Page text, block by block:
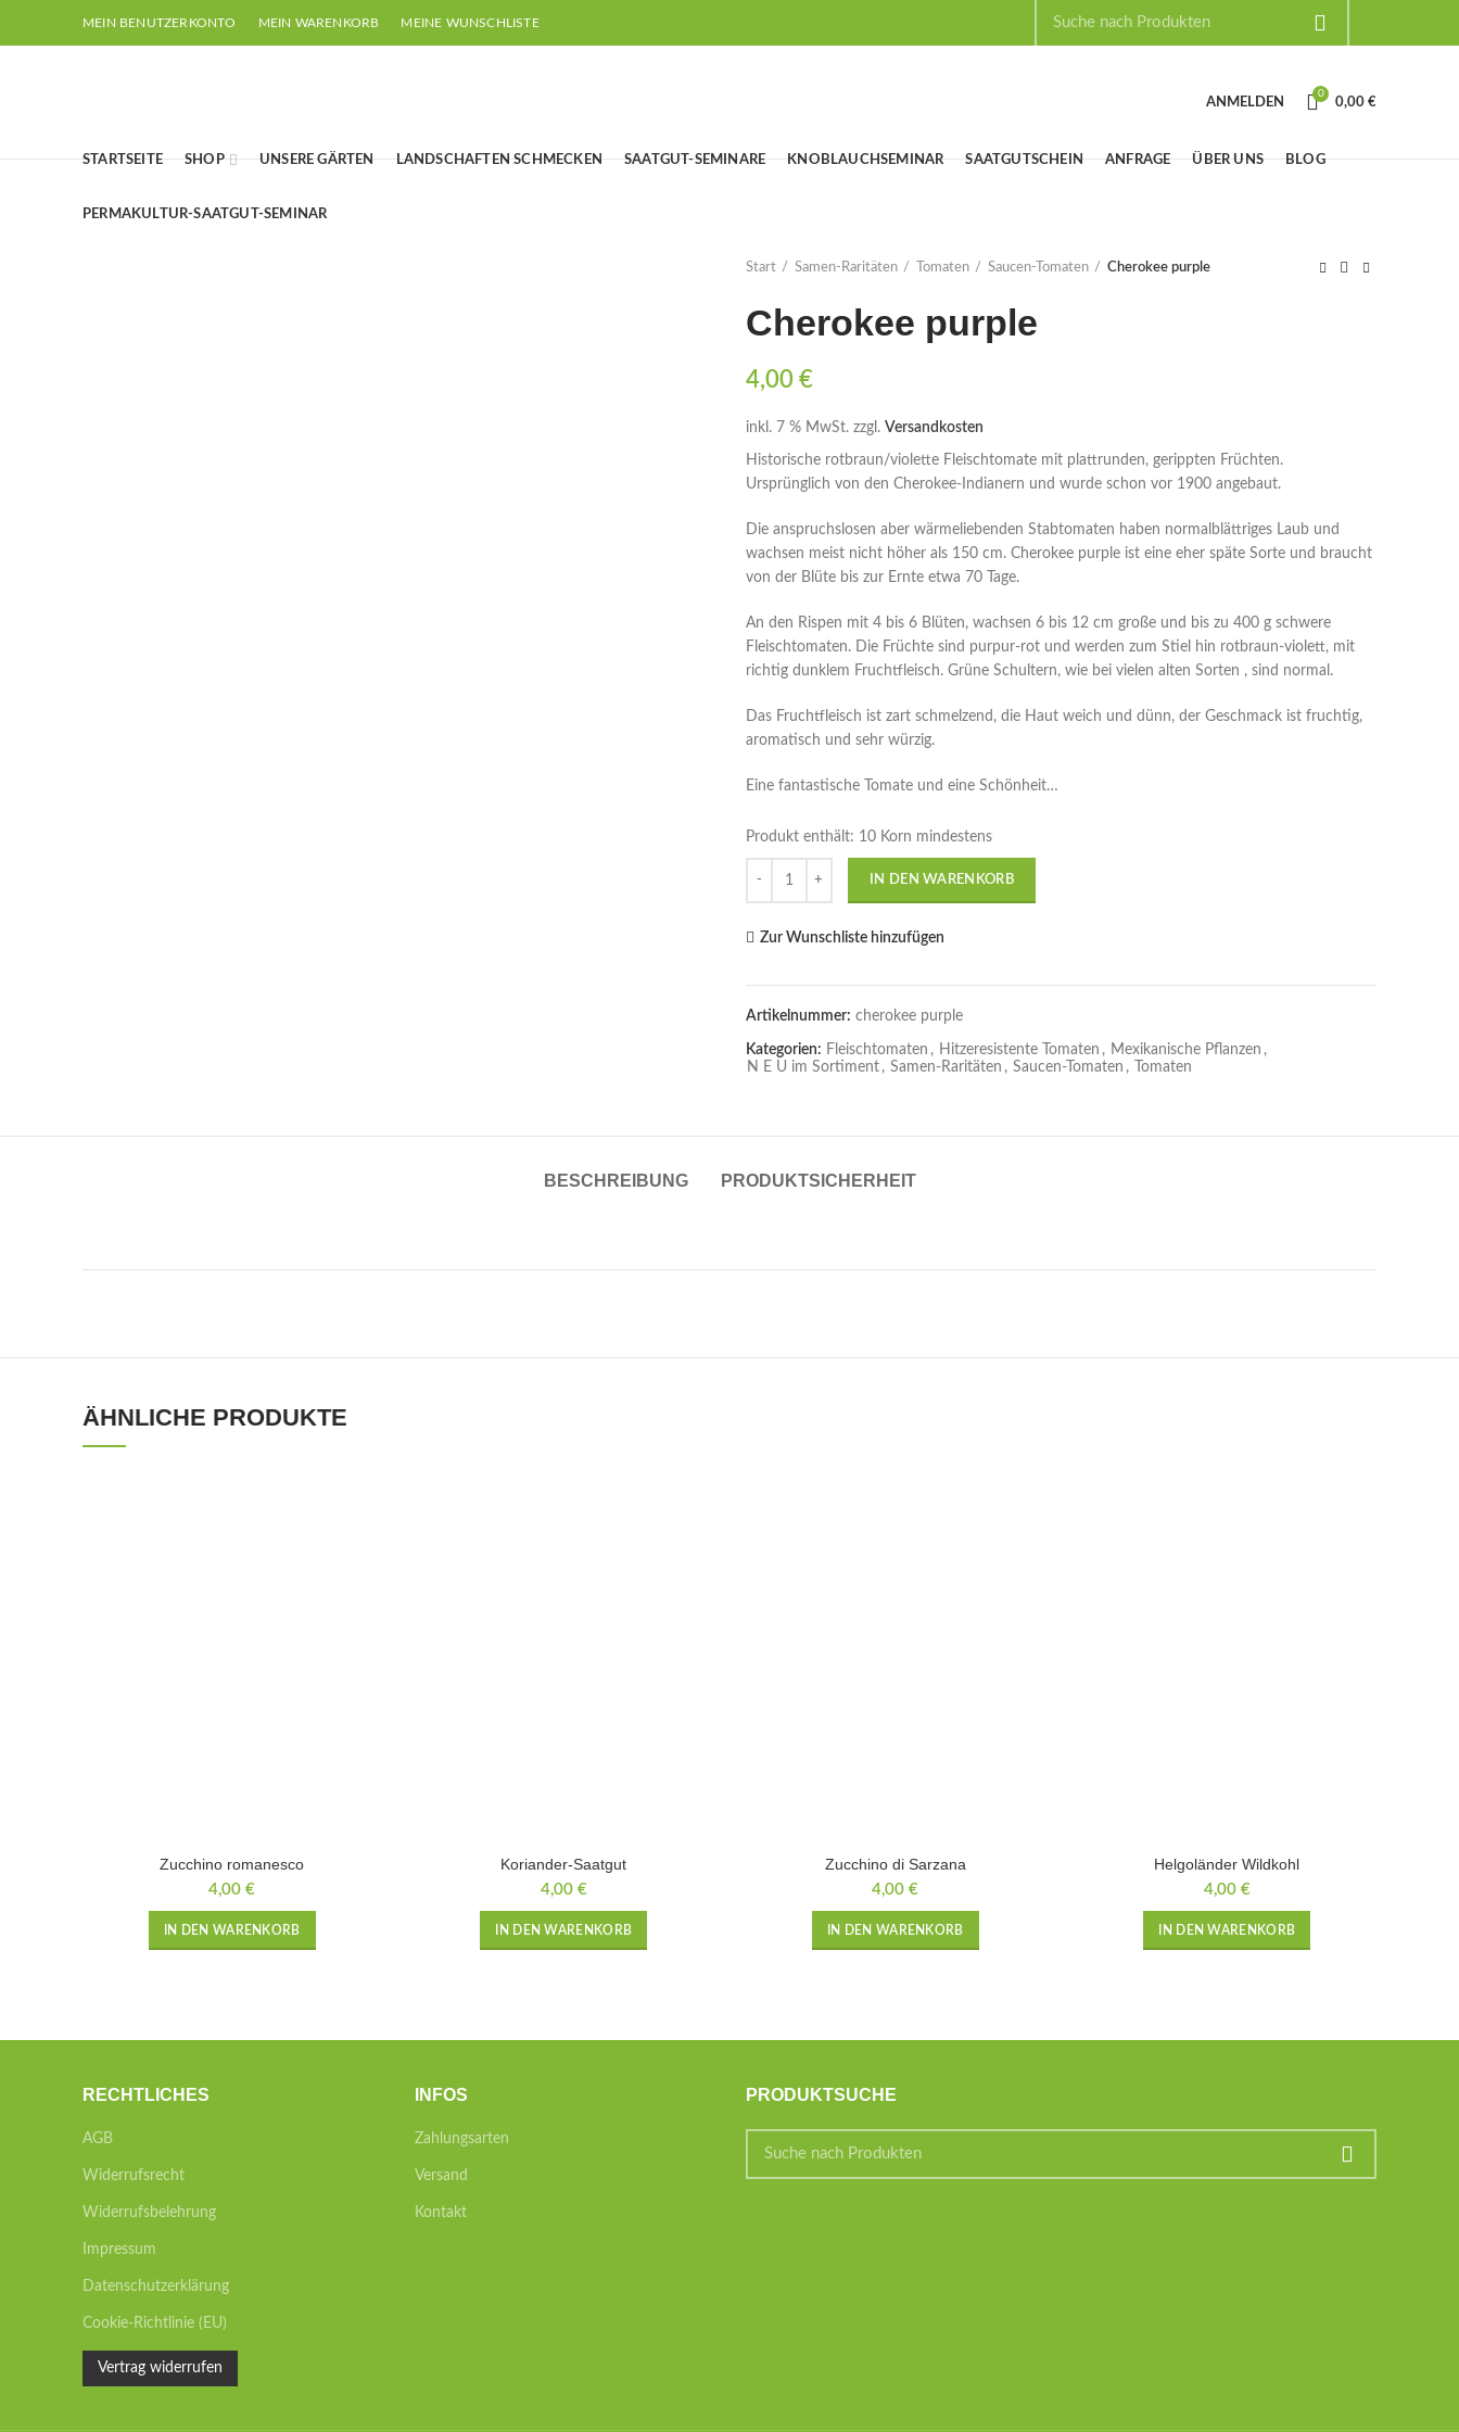
MEIN BENUTZERKONTO MEIN WARENKORB MEINE WUNSCHLISTE
ANMELDEN
0
0,00 €
STARTSEITE SHOP UNSERE GÄRTEN LANDSCHAFTEN SCHMECKEN SAATGUT-SEMINARE KNOBLAUCHSEMINAR SAATGUTSCHEIN ANFRAGE ÜBER UNS BLOG
PERMAKULTUR-SAATGUT-SEMINAR
Start Samen-Raritäten Tomaten Saucen-Tomaten Cherokee purple
Cherokee purple
4,00 €
inkl. 7 % MwSt. zzgl. Versandkosten
Historische rotbraun/violette Fleischtomate mit plattrunden, gerippten Früchten.
Ursprünglich von den Cherokee-Indianern und wurde schon vor 1900 angebaut.
Die anspruchslosen aber wärmeliebenden Stabtomaten haben normalblättriges Laub und
wachsen meist nicht höher als 150 cm. Cherokee purple ist eine eher späte Sorte und braucht
von der Blüte bis zur Ernte etwa 70 Tage.
An den Rispen mit 4 bis 6 Blüten, wachsen 6 bis 12 cm große und bis zu 400 g schwere
Fleischtomaten. Die Früchte sind purpur-rot und werden zum Stiel hin rotbraun-violett, mit
richtig dunklem Fruchtfleisch. Grüne Schultern, wie bei vielen alten Sorten , sind normal.
Das Fruchtfleisch ist zart schmelzend, die Haut weich und dünn, der Geschmack ist fruchtig,
aromatisch und sehr würzig.
Eine fantastische Tomate und eine Schönheit…
Produkt enthält: 10 Korn mindestens
IN DEN WARENKORB
Zur Wunschliste hinzufügen
Artikelnummer: cherokee purple
Kategorien: Fleischtomaten , Hitzeresistente Tomaten , Mexikanische Pflanzen ,
N E U im Sortiment , Samen-Raritäten , Saucen-Tomaten , Tomaten
BESCHREIBUNG PRODUKTSICHERHEIT
ÄHNLICHE PRODUKTE
Zucchino romanesco
4,00€
IN DEN WARENKORB
Koriander-Saatgut
4,00 €
IN DEN WARENKORB
Zucchino di Sarzana
4,00€
IN DEN WARENKORB
Helgoländer Wildkohl
4,00 €
IN DEN WARENKORB
RECHTLICHES
AGB
Widerrufsrecht
Widerrufsbelehrung
Impressum
Datenschutzerklärung
Cookie-Richtlinie (EU)
Vertrag widerrufen
INFOS
Zahlungsarten
Versand
Kontakt
PRODUKTSUCHE